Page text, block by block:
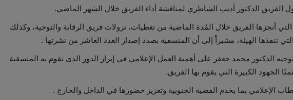
الدكتور أديب الشاطري لمناقشة أداء الفريق خلال الشهر الماضي.
أنجزها الفريق خلال المُدة الماضية من تغطيات، نزولات فريق الرقابة والتوجية، وكذلك
التي تنفذها الهيئة، مشيراً إلى أن المنسقية بصدد إصدار العدد العاشر من نشرتها .
الدكتور محمد جعفر على أهمية العمل الإعلامي في إبراز الدور الذي تقوم به المنسقية
الجهود الكبيرة التي يقوم بها الفريق.
الإعلامي بما يخدم القضية الجنوبية وتعزيز حضورها في الداخل والخارج .